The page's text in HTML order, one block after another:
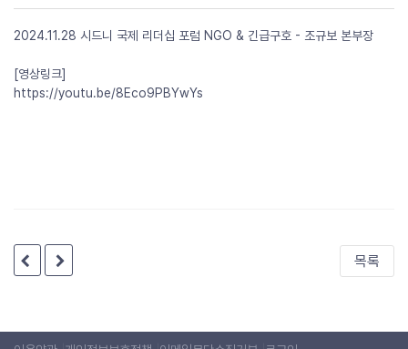
2024.11.28 시드니 국제 리더십 포럼 NGO & 긴급구호 - 조규보 본부장
[영상링크]
https://youtu.be/8Eco9PBYwYs
목록